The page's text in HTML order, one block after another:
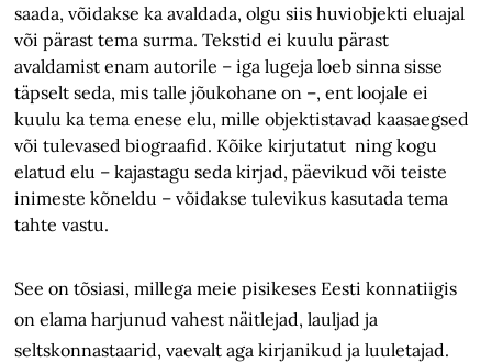
saada, võidakse ka avaldada, olgu siis huviobjekti eluajal
või pärast tema surma. Tekstid ei kuulu pärast
avaldamist enam autorile – iga lugeja loeb sinna sisse
täpselt seda, mis talle jõukohane on –, ent loojale ei
kuulu ka tema enese elu, mille objektistavad kaasaegsed
või tulevased biograafid. Kõike kirjutatut ning kogu
elatud elu – kajastagu seda kirjad, päevikud või teiste
inimeste kõneldu – võidakse tulevikus kasutada tema
tahte vastu.
See on tõsiasi, millega meie pisikeses Eesti konnatiigis
on elama harjunud vahest näitlejad, lauljad ja
seltskonnastaarid, vaevalt aga kirjanikud ja luuletajad.